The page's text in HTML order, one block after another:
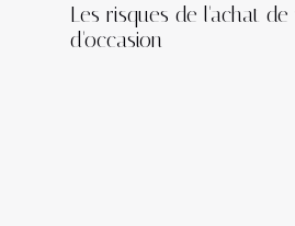
Les risques de l'achat de
d'occasion